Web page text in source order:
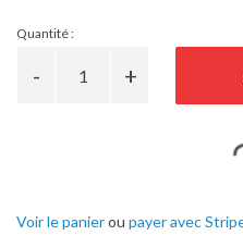
Quantité :
Voir le panierou payer avec